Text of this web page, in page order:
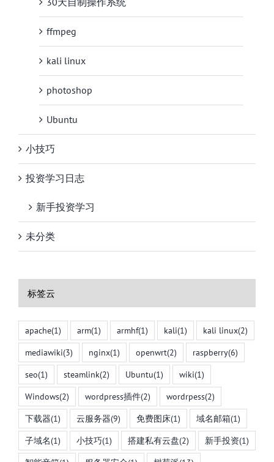
30天自制操作系统
ffmpeg
kali linux
photoshop
Ubuntu
小技巧
投资学习日志
新手投资学习
未分类
标签云
apache(1) arm(1) armhf(1) kali(1) kali linux(2)
mediawiki(3) nginx(1) openwrt(2) raspberry(6)
seo(1) steamlink(2) Ubuntu(1) wiki(1)
Windows(2) wordpress插件(2) wordrpess(2)
下载器(1) 云服务器(9) 免费图床(1) 域名邮箱(1)
子域名(1) 小技巧(1) 搭建私有云盘(2) 新手投资(1)